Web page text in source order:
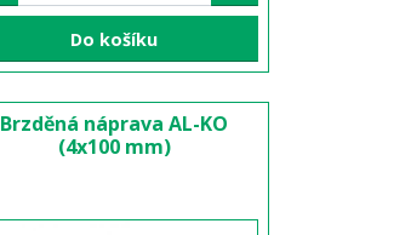
Do košíku
Brzděná náprava AL-KO
(4x100 mm)